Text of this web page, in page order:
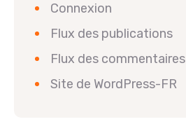
Connexion
Flux des publications
Flux des commentaires
Site de WordPress-FR